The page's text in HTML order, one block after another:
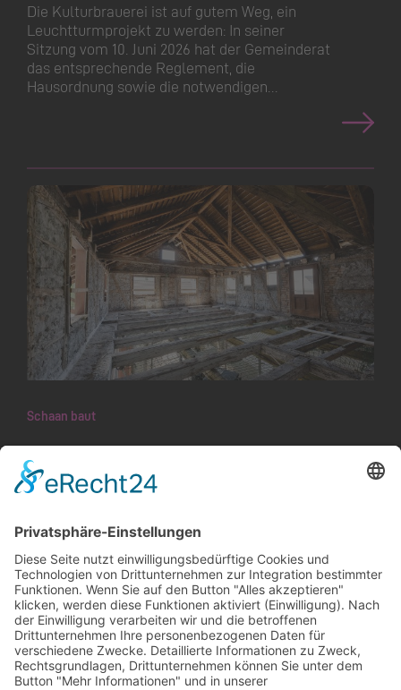
Die Kulturbrauerei ist auf gutem Weg, ein
Leuchtturmprojekt zu werden: In seiner
Sitzung vom 10. Juni 2026 hat der Gemeinderat
das entsprechende Reglement, die
Hausordnung sowie die notwendigen…
Schaan baut
Kunst in alten Gemäuern: Eine
Kulturbrauerei entsteht
alten Brauhaus an der Feldkircher Strasse 43
begonnen. In den kommenden Wochen und
Monaten nimmt das neue Angebot einer
Kulturbrauerei Gestalt an, die sich…